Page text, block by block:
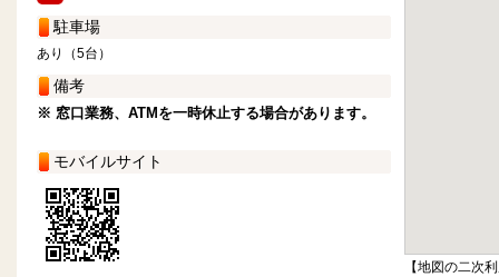
駐車場
あり（5台）
備考
※ 窓口業務、ATMを一時休止する場合があります。
モバイルサイト
【地図の二次